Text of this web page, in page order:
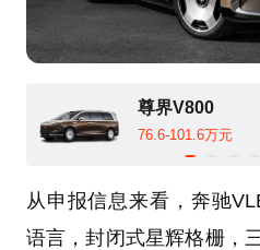
尊界V800
76.6-101.6万元
从申报信息来看，奔驰
语言，封闭式星辉格栅，